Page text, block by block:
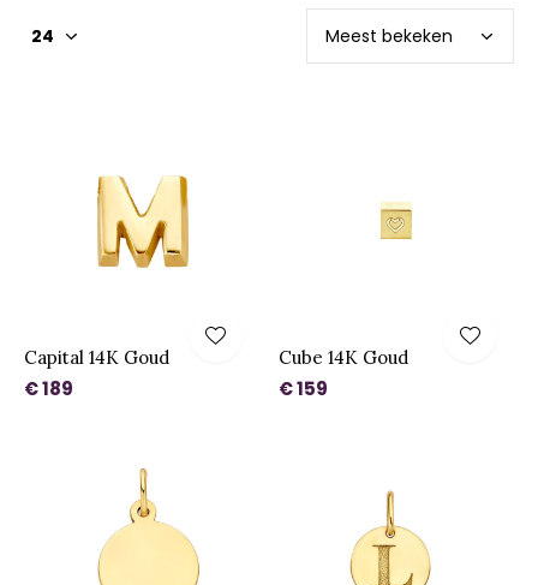
Capital 14K Goud
€ 189
Cube 14K Goud
€ 159